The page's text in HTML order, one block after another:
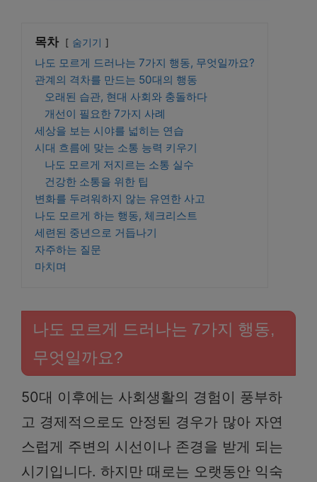
목차 숨기기
나도 모르게 드러나는 7가지 행동, 무엇일까요?
관계의 격차를 만드는 50대의 행동
오래된 습관, 현대 사회와 충돌하다
개선이 필요한 7가지 사례
세상을 보는 시야를 넓히는 연습
시대 흐름에 맞는 소통 능력 키우기
나도 모르게 저지르는 소통 실수
건강한 소통을 위한 팁
변화를 두려워하지 않는 유연한 사고
나도 모르게 하는 행동, 체크리스트
세련된 중년으로 거듭나기
자주하는 질문
마치며
나도 모르게 드러나는 7가지 행동,
무엇일까요?
50대 이후에는 사회생활의 경험이 풍부하
고 경제적으로도 안정된 경우가 많아 자연
스럽게 주변의 시선이나 존경을 받게 되는
시기입니다. 하지만 때로는 오랫동안 익숙